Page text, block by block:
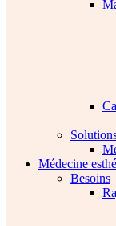
Médecine
Besoins